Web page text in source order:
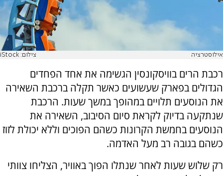
אילוסטרציה צילום: iStock
רכבת הרים בוויסקונסין הגשימה את אחד הפחדים
הגדולים בפארק שעשועים כאשר תקלה ברכבת השאירה
את הנוסעים תלויים במהופך במשך שעות. הרכבת
שנתקעה בדיוק לקראת סיום הסיבוב, השאירה את
הנוסעים בחמשת הקרונות כשהם הפוכים וללא יכולת לזוז
כשהם בגובה רב מעל האדמה.
רק שלוש שעות לאחר שנתלו הפוך באוויר, הצליחו צוותי